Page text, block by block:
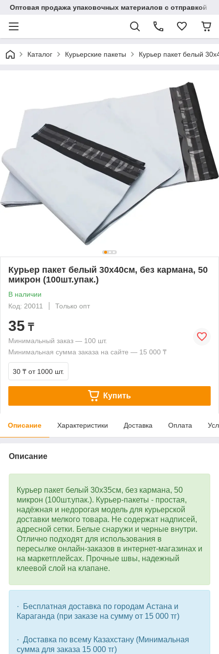
Оптовая продажа упаковочных материалов с отправкой по
Каталог Курьерские пакеты Курьер пакет белый
Курьер пакет белый 30x40см, без кармана, 50
микрон (100шт.упак.)
В наличии
Код: 20011
Только опт
35 ₸
Минимальный заказ — 100 шт.
Минимальная сумма заказа на сайте — 15 000 ₸
30 ₸ от 1000 шт.
Купить
Описание Характеристики Доставка Оплата
Описание
Курьер пакет белый 30x35см, без кармана, 50
микрон (100шт.упак.). Курьер-пакеты - простая,
надёжная и недорогая модель для курьерской
доставки мелкого товара. Не содержат надписей,
адресной сетки. Белые снаружи и черные внутри.
Отлично подходят для использования в
пересылке онлайн-заказов в интернет-магазинах и
на маркетплейсах. Прочные швы, надежный
клеевой слой на клапане.
· Бесплатная доставка по городам Астана и
Караганда (при заказе на сумму от 15 000 тг)
· Доставка по всему Казахстану (Минимальная
сумма для заказа 15 000 тг)